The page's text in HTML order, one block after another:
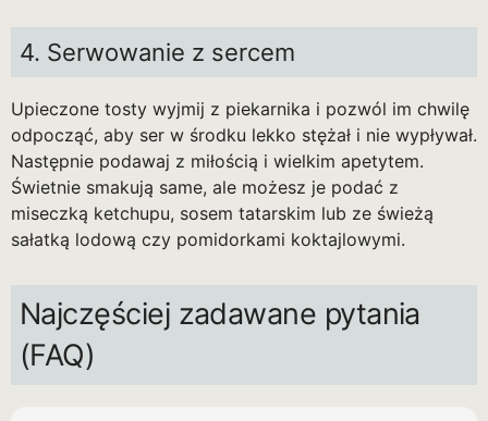
4. Serwowanie z sercem
Upieczone tosty wyjmij z piekarnika i pozwól im chwilę
odpocząć, aby ser w środku lekko stężał i nie wypływał.
Następnie podawaj z miłością i wielkim apetytem.
Świetnie smakują same, ale możesz je podać z
miseczką ketchupu, sosem tatarskim lub ze świeżą
sałatką lodową czy pomidorkami koktajlowymi.
Najczęściej zadawane pytania
(FAQ)